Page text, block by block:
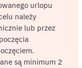
urlopu
należy
lub przez
są minimum 2